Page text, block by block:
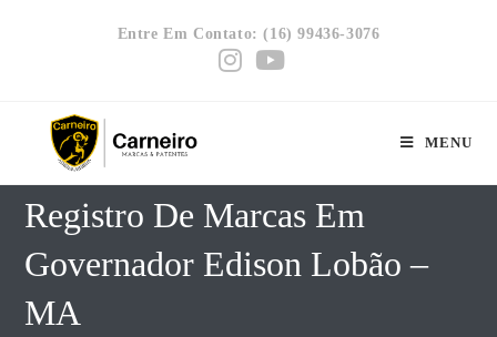
Entre Em Contato: (16) 99436-3076
MENU
Registro De Marcas Em
Governador Edison Lobão –
MA